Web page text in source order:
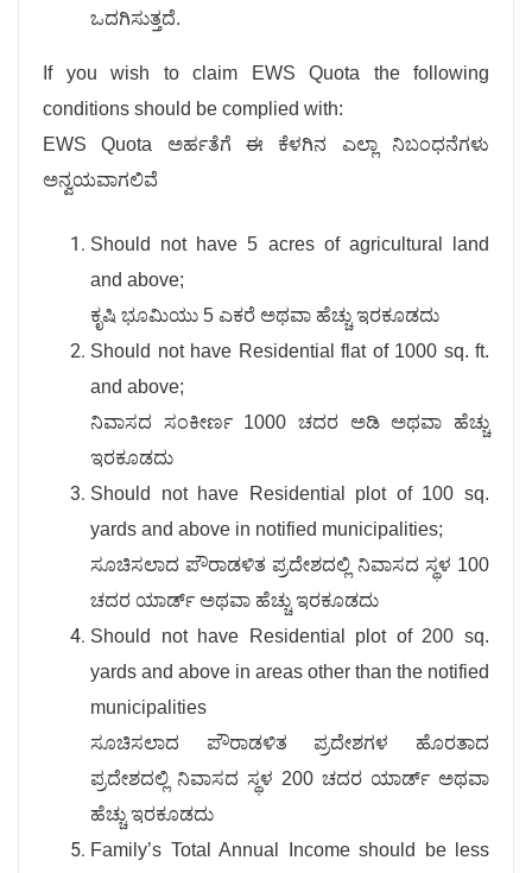
ಒದಗಿಸುತ್ತದೆ.
If you wish to claim EWS Quota the following
conditions should be complied with:
EWS Quota ಅರ್ಹತೆಗೆ ಈ ಕೆಳಗಿನ ಎಲ್ಲಾ ನಿಬಂಧನೆಗಳು
ಅನ್ವಯವಾಗಲಿವೆ
Should not have 5 acres of agricultural land
and above;
ಕೃಷಿ ಭೂಮಿಯು 5 ಎಕರೆ ಅಥವಾ ಹೆಚ್ಚು ಇರಕೂಡದು
Should not have Residential flat of 1000 sq. ft.
and above;
ನಿವಾಸದ ಸಂಕೀರ್ಣ 1000 ಚದರ ಅಡಿ ಅಥವಾ ಹೆಚ್ಚು
ಇರಕೂಡದು
Should not have Residential plot of 100 sq.
yards and above in notified municipalities;
ಸೂಚಿಸಲಾದ ಪೌರಾಡಳಿತ ಪ್ರದೇಶದಲ್ಲಿ ನಿವಾಸದ ಸ್ಥಳ 100
ಚದರ ಯಾರ್ಡ್ ಅಥವಾ ಹೆಚ್ಚು ಇರಕೂಡದು
Should not have Residential plot of 200 sq.
yards and above in areas other than the notified
municipalities
ಸೂಚಿಸಲಾದ ಪೌರಾಡಳಿತ ಪ್ರದೇಶಗಳ ಹೊರತಾದ
ಪ್ರದೇಶದಲ್ಲಿ ನಿವಾಸದ ಸ್ಥಳ 200 ಚದರ ಯಾರ್ಡ್ ಅಥವಾ
ಹೆಚ್ಚು ಇರಕೂಡದು
Family’s Total Annual Income should be less